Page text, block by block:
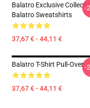
Balatro Exclusive
Balatro Sweatshirts
37,67 € - 44,11 €
-
Balatro T-Shirt Pull-Over
37,67 € - 44,11 €
-